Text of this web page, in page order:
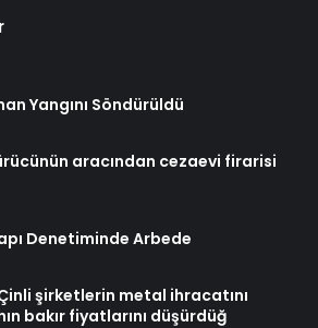
Yangını Söndürüldü
aracından cezaevi firarisi
Denetiminde Arbede
Çinli şirketlerin metal ihracatını
bakır fiyatlarını düşürdüğ